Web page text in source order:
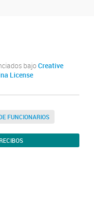
bajo Creative
License
FUNCIONARIOS